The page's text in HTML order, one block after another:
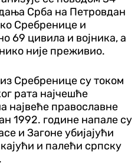
Срба на Петровдан
Сребренице и
69 цивила и војника, а
није преживио.
Сребренице су током
рата најчешће
највеће православне
1992. године напале су
и Загоне убијајући
и палећи српску